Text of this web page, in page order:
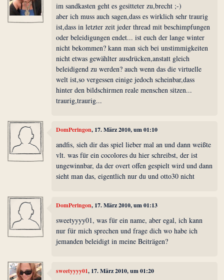
im sandkasten geht es gesitteter zu,brecht ;-)
aber ich muss auch sagen,dass es wirklich sehr traurig
ist,dass in letzter zeit jeder thread mit beschimpfungen
oder beleidigungen endet... ist euch der lange winter
nicht bekommen? kann man sich bei unstimmigkeiten
nicht etwas gewählter ausdrücken,anstatt gleich
beleidigend zu werden? auch wenn das die virtuelle
welt ist,so vergessen einige jedoch scheinbar,dass
hinter den bildschirmen reale menschen sitzen...
traurig,traurig...
DomPeringon, 17. März 2010, um 01:10
andfis, sieh dir das spiel lieber mal an und dann weißte
vlt. was für ein cocolores du hier schreibst, der ist
ungewinnbar, da der overt offen gespielt wird und dann
sieht man das, eigentlich nur du und otto30 nicht
DomPeringon, 17. März 2010, um 01:13
sweetyyyy01, was für ein name, aber egal, ich kann
nur für mich sprechen und frage dich wo habe ich
jemanden beleidigt in meine Beiträgen?
sweetyyyy01, 17. März 2010, um 01:20